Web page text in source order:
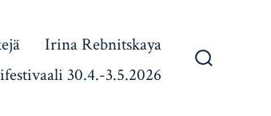
Irina Rebnitskaya
30.4.-3.5.2026